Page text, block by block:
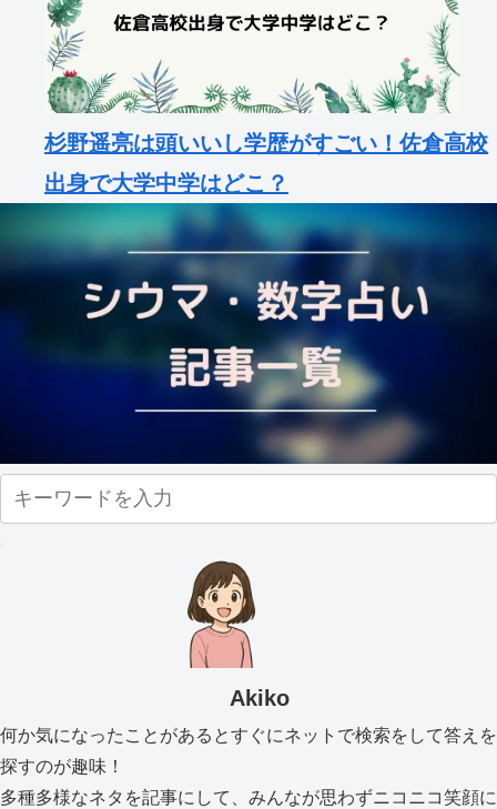
杉野遥亮は頭いいし学歴がすごい！佐倉高校
出身で大学中学はどこ？
Akiko
何か気になったことがあるとすぐにネットで検索をして答えを
探すのが趣味！
多種多様なネタを記事にして、みんなが思わずニコニコ笑顔に